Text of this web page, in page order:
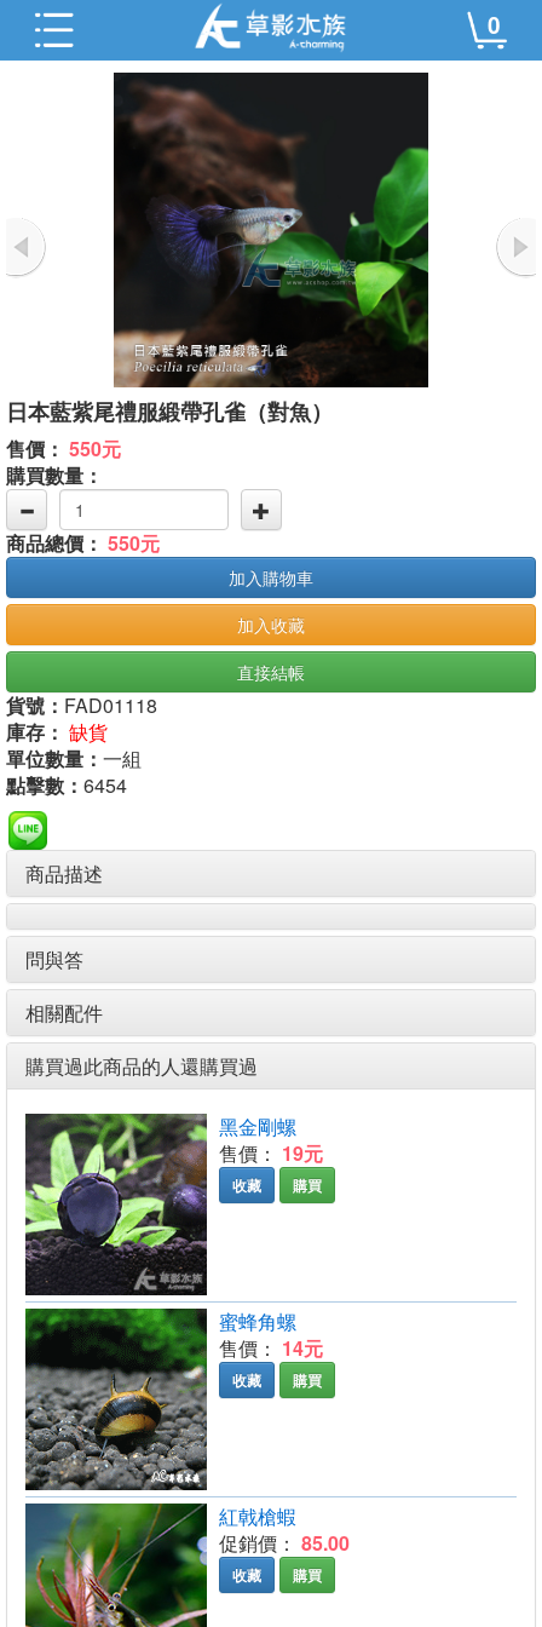
0
日本藍紫尾禮服緞帶孔雀（對魚）
售價： 550元
購買數量：
商品總價： 550元
加入購物車
加入收藏
直接結帳
貨號： FAD01118
庫存： 缺貨
單位數量： 一組
點擊數： 6454
商品描述
問與答
相關配件
購買過此商品的人還購買過
黑金剛螺
售價： 19元
收藏 購買
蜜蜂角螺
售價： 14元
收藏 購買
紅戟槍蝦
促銷價： 85.00
收藏 購買